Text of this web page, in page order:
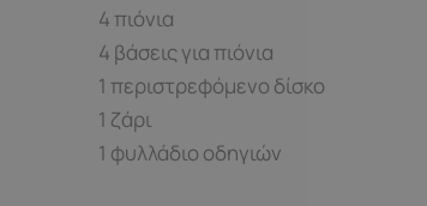
4 πιόνια
4 βάσεις για πιόνια
1 περιστρεφόμενο δίσκο
1 ζάρι
1 φυλλάδιο οδηγιών